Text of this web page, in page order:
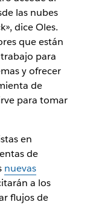
las nubes
dice Oles.
que están
para
y ofrecer
de
para tomar
en
de
nuevas
a los
flujos de